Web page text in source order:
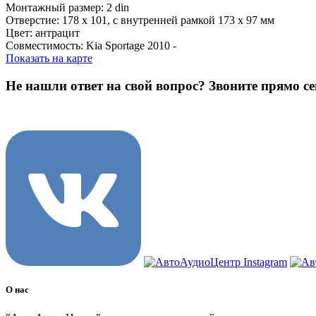
Монтажный размер: 2 din
Отверстие: 178 х 101, с внутренней рамкой 173 х 97 мм
Цвет: антрацит
Совместимость: Kia Sportage 2010 -
Показать на карте
Не нашли ответ на свой вопрос? Звоните прямо
О нас